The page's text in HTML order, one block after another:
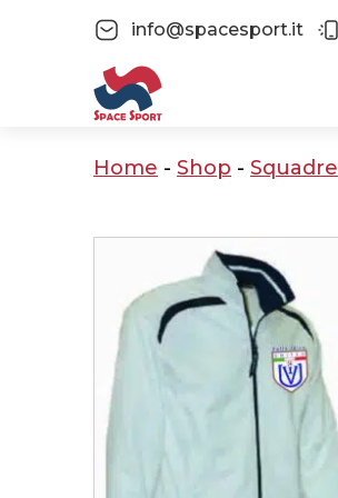
info@spacesport.it
Home - Shop - Squadre